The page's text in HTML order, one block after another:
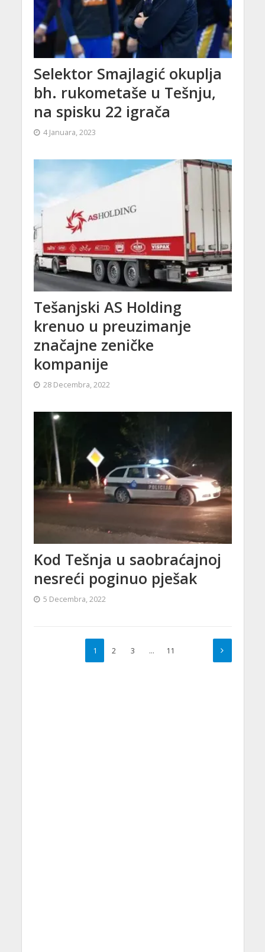
Selektor Smajlagić okuplja
bh. rukometaše u Tešnju,
na spisku 22 igrača
4 Januara, 2023
Tešanjski AS Holding
krenuo u preuzimanje
značajne zeničke
kompanije
28 Decembra, 2022
Kod Tešnja u saobraćajnoj
nesreći poginuo pješak
5 Decembra, 2022
1 2 3 … 11